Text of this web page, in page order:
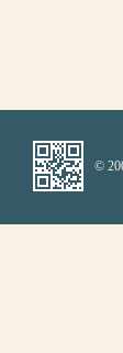
©